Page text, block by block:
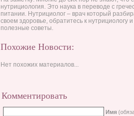
нутрициология. Это наука в переводе с
питании. Нутрициолог – врач который
своем здоровье, обратитесь к нутрициологу
полезные советы.
Похожие Новости:
Нет похожих материалов...
Комментировать
Имя